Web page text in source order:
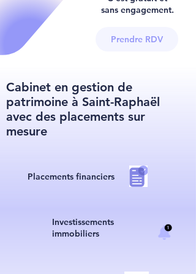
sans engagement.
Prendre RDV
Cabinet en gestion de
patrimoine à Saint-Raphaël
avec des placements sur
mesure
Placements financiers
Investissements
immobiliers